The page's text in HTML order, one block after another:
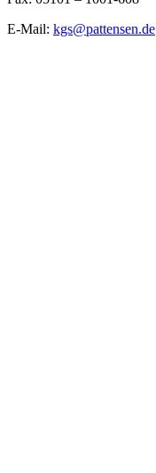
E-Mail: kgs@pattensen.de